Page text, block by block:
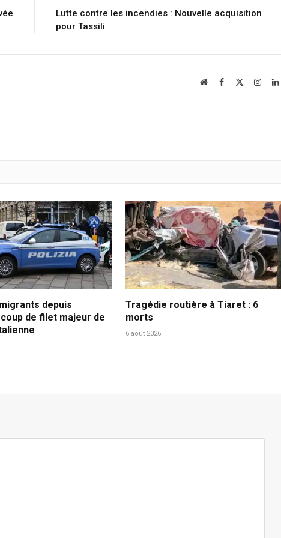
Lutte contre les incendies : Nouvelle acquisition
pour Tassili
WebsiteFacebook
depuis
coup de filet majeur de
Tragédie routière à Tiaret : 6
morts
6 août 2026